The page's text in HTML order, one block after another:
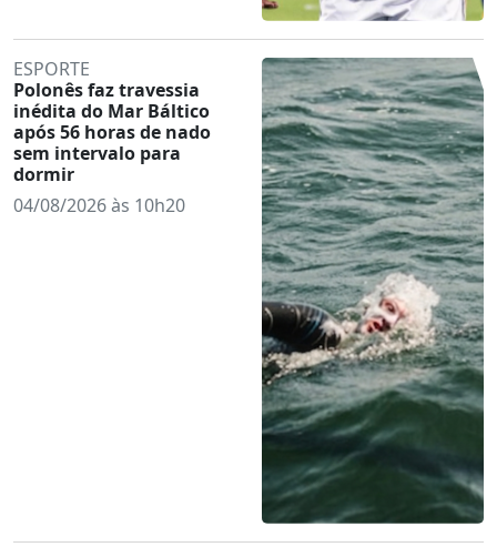
ESPORTE
Polonês faz travessia
inédita do Mar Báltico
após 56 horas de nado
sem intervalo para
dormir
04/08/2026 às 10h20